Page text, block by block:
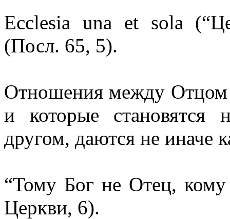
Ecclesia una et sola
(Посл. 65, 5).
Отношения между
и которые
другом, даются не иначе
“Тому Бог не Отец,
Церкви, 6).